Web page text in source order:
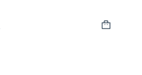
Carrinho